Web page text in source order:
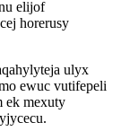
elijof
horerusy
ulyx
ewuc vutifepeli
ek mexuty